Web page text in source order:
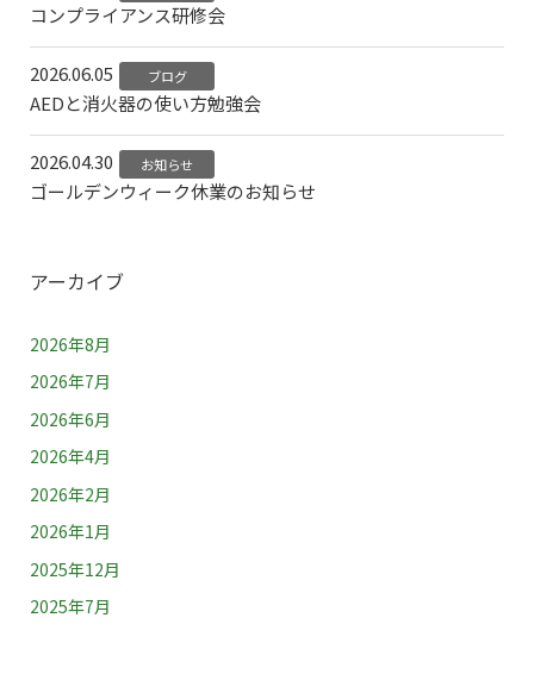
コンプライアンス研修会
2026.06.05 ブログ
AEDと消火器の使い方勉強会
2026.04.30 お知らせ
ゴールデンウィーク休業のお知らせ
アーカイブ
2026年8月
2026年7月
2026年6月
2026年4月
2026年2月
2026年1月
2025年12月
2025年7月